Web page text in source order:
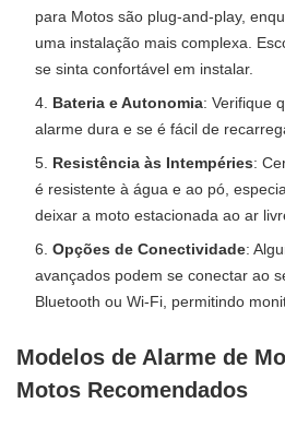
para Motos são plug-and-play,
uma instalação mais complexa.
se sinta confortável em instalar.
Bateria e Autonomia: Verifique
alarme dura e se é fácil de
Resistência às Intempéries:
é resistente à água e ao pó,
deixar a moto estacionada ao ar
Opções de Conectividade:
avançados podem se conectar ao
Bluetooth ou Wi-Fi, permitindo
Modelos de Alarme de
Motos Recomendados